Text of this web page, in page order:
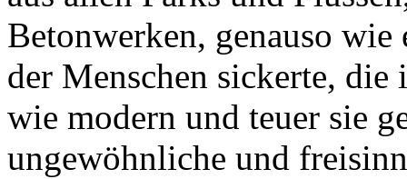
Betonwerken, genauso
der Menschen sickerte, die
wie modern und teuer sie
ungewöhnliche und